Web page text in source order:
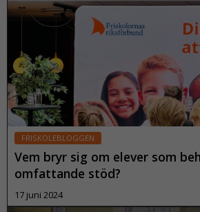
FRISKOLEBLOGGEN
Vem bryr sig om elever som
omfattande stöd?
17 juni 2024